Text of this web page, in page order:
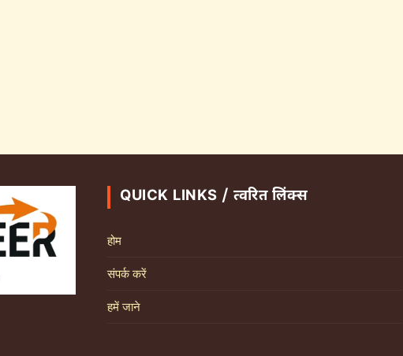
QUICK LINKS / त्वरित लिंक्स
होम
संपर्क करें
हमें जाने